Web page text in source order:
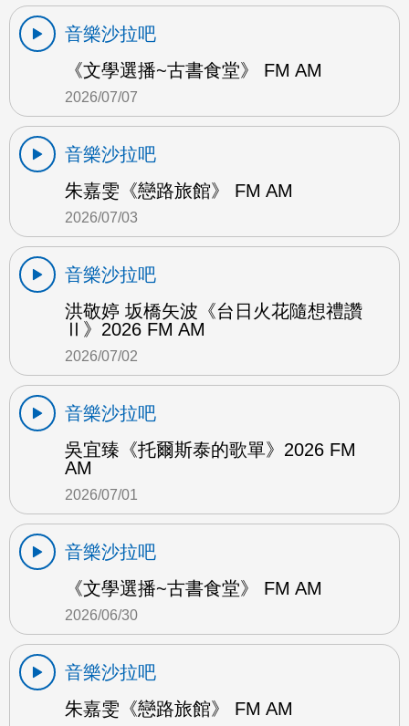
音樂沙拉吧
《文學選播~古書食堂》 FM AM
2026/07/07
音樂沙拉吧
朱嘉雯《戀路旅館》 FM AM
2026/07/03
音樂沙拉吧
洪敬婷 坂橋矢波《台日火花隨想禮讚
Ⅱ》2026 FM AM
2026/07/02
音樂沙拉吧
吳宜臻《托爾斯泰的歌單》2026 FM
AM
2026/07/01
音樂沙拉吧
《文學選播~古書食堂》 FM AM
2026/06/30
音樂沙拉吧
朱嘉雯《戀路旅館》 FM AM